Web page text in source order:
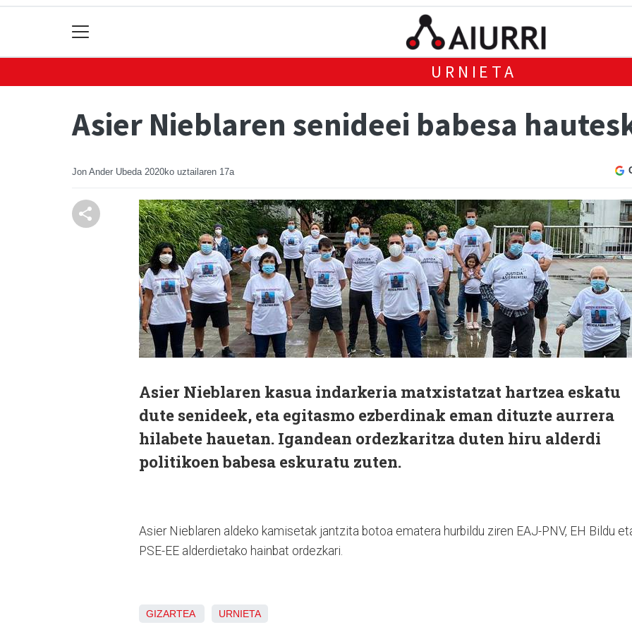
URNIETA
Asier Nieblaren senideei babesa
Jon Ander Ubeda 2020ko uztailaren 17a
Asier Nieblaren kasua indarkeria matxistatzat hartzea eskatu
dute senideek, eta egitasmo ezberdinak eman dituzte aurrera
hilabete hauetan. Igandean ordezkaritza duten hiru alderdi
politikoen babesa eskuratu zuten.
Asier Nieblaren aldeko kamisetak jantzita botoa ematera hurbildu ziren EAJ-PNV, EH Bildu
PSE-EE alderdietako hainbat ordezkari.
GIZARTEA URNIETA